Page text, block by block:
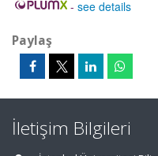
- see details
Paylaş
İletişim Bilgileri